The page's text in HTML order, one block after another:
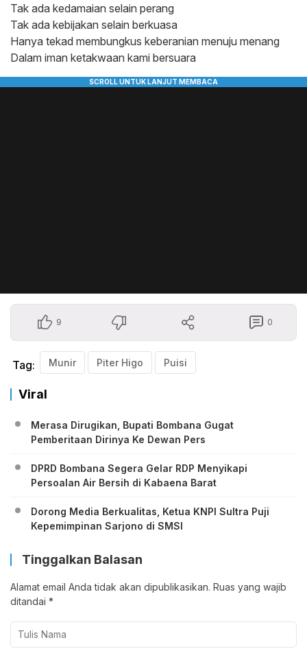
Tak ada kedamaian selain perang
Tak ada kebijakan selain berkuasa
Hanya tekad membungkus keberanian menuju menang
Dalam iman ketakwaan kami bersuara
9 0
Tag: Munir Piter Higo Puisi
Viral
Merasa Dirugikan, Bupati Bombana Gugat
Pemberitaan Dirinya Ke Dewan Pers
DPRD Bombana Segera Gelar RDP Menyikapi
Persoalan Air Bersih di Kabaena Barat
Dorong Media Berkualitas, Ketua KNPI Sultra Puji
Kepemimpinan Sarjono di SMSI
Tinggalkan Balasan
Alamat email Anda tidak akan dipublikasikan. Ruas yang wajib
ditandai *